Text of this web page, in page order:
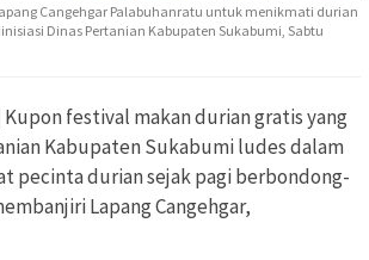
Cangehgar Palabuhanratu untuk menikmati durian
Dinas Pertanian Kabupaten Sukabumi, Sabtu
Kupon festival makan durian gratis yang
Kabupaten Sukabumi ludes dalam
pecinta durian sejak pagi berbondong-
Lapang Cangehgar,